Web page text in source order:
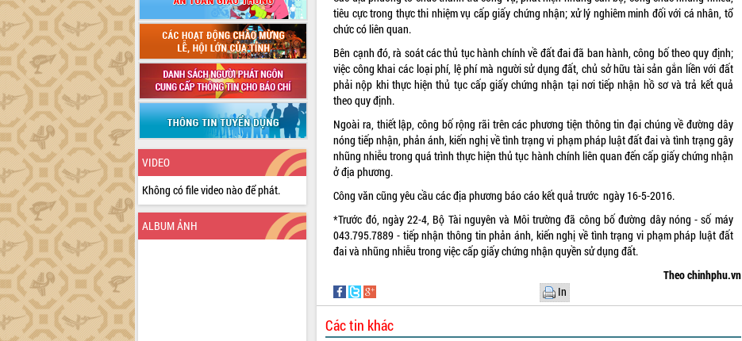
VIDEO
Không có file video nào để phát.
ALBUM ẢNH
tiêu cực trong thực thi nhiệm vụ cấp giấy chứng nhận; xử lý nghiêm minh đối với cá nhân, tổ
chức có liên quan.
Bên cạnh đó, rà soát các thủ tục hành chính về đất đai đã ban hành, công bố theo quy định;
việc công khai các loại phí, lệ phí mà người sử dụng đất, chủ sở hữu tài sản gắn liền với đất
phải nộp khi thực hiện thủ tục cấp giấy chứng nhận tại nơi tiếp nhận hồ sơ và trả kết quả
theo quy định.
Ngoài ra, thiết lập, công bố rộng rãi trên các phương tiện thông tin đại chúng về đường dây
nóng tiếp nhận, phản ánh, kiến nghị về tình trạng vi phạm pháp luật đất đai và tình trạng gây
nhũng nhiễu trong quá trình thực hiện thủ tục hành chính liên quan đến cấp giấy chứng nhận
ở địa phương.
Công văn cũng yêu cầu các địa phương báo cáo kết quả trước ngày 16-5-2016.
*Trước đó, ngày 22-4, Bộ Tài nguyên và Môi trường đã công bố đường dây nóng - số máy
043.795.7889 - tiếp nhận thông tin phản ánh, kiến nghị về tình trạng vi phạm pháp luật đất
đai và nhũng nhiễu trong việc cấp giấy chứng nhận quyền sử dụng đất.
Theo chinhphu.vn
In
Các tin khác